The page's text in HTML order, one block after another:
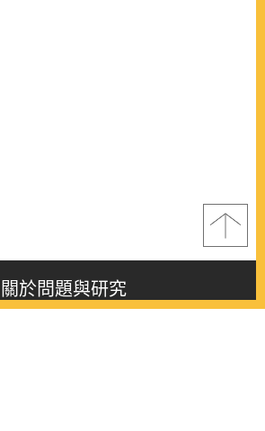
關於問題與研究
About this journal